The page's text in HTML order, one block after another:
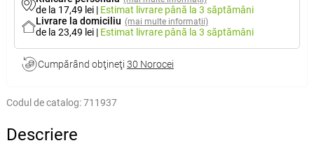
de la 17,49 lei | Estimat livrare până la 3 săptămâni
Livrare la domiciliu (mai multe informații)
de la 23,49 lei | Estimat livrare până la 3 săptămâni
Cumpărând obţineţi 30 Norocei
Codul de catalog:711937
Descriere